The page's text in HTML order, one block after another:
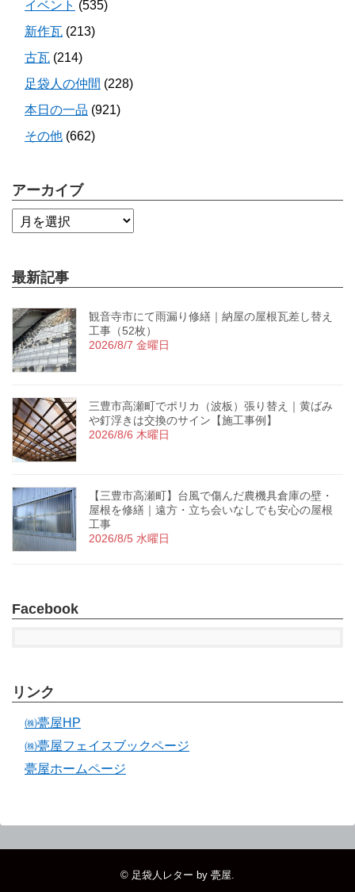
イベント (535)
新作瓦 (213)
古瓦 (214)
足袋人の仲間 (228)
本日の一品 (921)
その他 (662)
アーカイブ
最新記事
観音寺市にて雨漏り修繕｜納屋の屋根瓦差し替え
工事（52枚）
2026/8/7 金曜日
三豊市高瀬町でポリカ（波板）張り替え｜黄ばみ
や釘浮きは交換のサイン【施工事例】
2026/8/6 木曜日
【三豊市高瀬町】台風で傷んだ農機具倉庫の壁・
屋根を修繕｜遠方・立ち会いなしでも安心の屋根
工事
2026/8/5 水曜日
Facebook
リンク
㈱甍屋HP
㈱甍屋フェイスブックページ
甍屋ホームページ
© 足袋人レター by 甍屋.